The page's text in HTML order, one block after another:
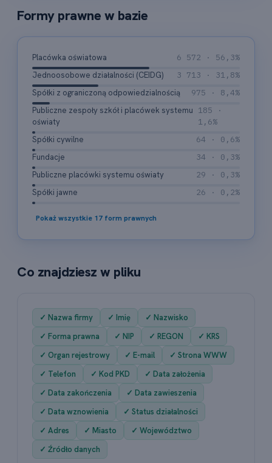
Formy prawne w bazie
Placówka oświatowa
6 572 · 56,3%
Jednoosobowe działalności (CEIDG)
3 713 · 31,8%
Spółki z ograniczoną odpowiedzialnością
975 · 8,4%
Publiczne zespoły szkół i placówek systemu
oświaty
185 ·
1,6%
Spółki cywilne
64 · 0,6%
Fundacje
34 · 0,3%
Publiczne placówki systemu oświaty
29 · 0,3%
Spółki jawne
26 · 0,2%
Pokaż wszystkie 17 form prawnych
Co znajdziesz w pliku
✓ Nazwa firmy ✓ Imię
✓ Nazwisko
✓ Forma prawna
✓ NIP ✓ REGON
✓ KRS
✓ Organ rejestrowy
✓ E-mail
✓ Strona WWW
✓ Telefon
✓ Kod PKD
✓ Data założenia
✓ Data zakończenia
✓ Data zawieszenia
✓ Data wznowienia
✓ Status działalności
✓ Adres
✓ Miasto
✓ Województwo
✓ Źródło danych